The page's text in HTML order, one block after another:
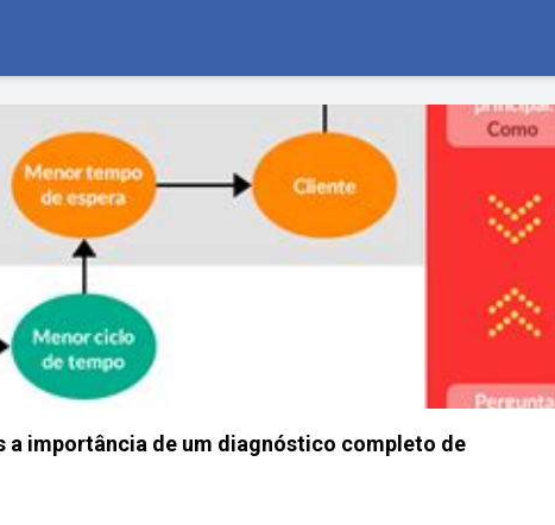
a importância de um diagnóstico completo de